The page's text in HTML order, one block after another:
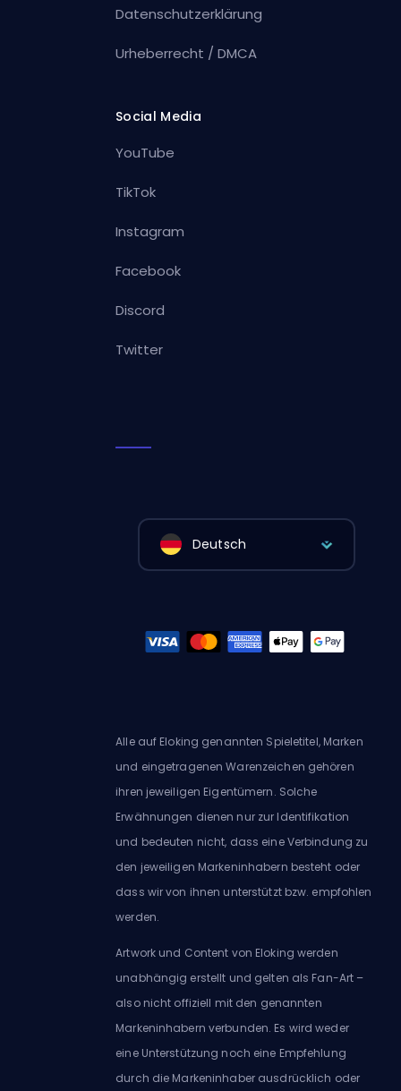
Datenschutzerklärung
Urheberrecht / DMCA
Social Media
YouTube
TikTok
Instagram
Facebook
Discord
Twitter
Deutsch
Alle auf Eloking genannten Spieletitel, Marken
und eingetragenen Warenzeichen gehören
ihren jeweiligen Eigentümern. Solche
Erwähnungen dienen nur zur Identifikation
und bedeuten nicht, dass eine Verbindung zu
den jeweiligen Markeninhabern besteht oder
dass wir von ihnen unterstützt bzw. empfohlen
werden.
Artwork und Content von Eloking werden
unabhängig erstellt und gelten als Fan-Art –
also nicht offiziell mit den genannten
Markeninhabern verbunden. Es wird weder
eine Unterstützung noch eine Empfehlung
durch die Markeninhaber ausdrücklich oder